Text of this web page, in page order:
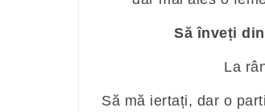
Să înveți
La
Să mă iertați, dar o